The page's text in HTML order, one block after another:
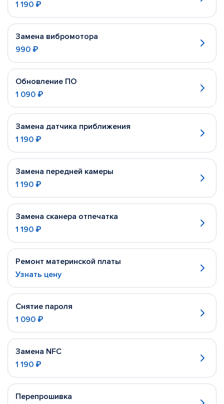
1 190 ₽
Замена вибромотора
990 ₽
Обновление ПО
1 090 ₽
Замена датчика приближения
1 190 ₽
Замена передней камеры
1 190 ₽
Замена сканера отпечатка
1 190 ₽
Ремонт материнской платы
Узнать цену
Снятие пароля
1 090 ₽
Замена NFC
1 190 ₽
Перепрошивка